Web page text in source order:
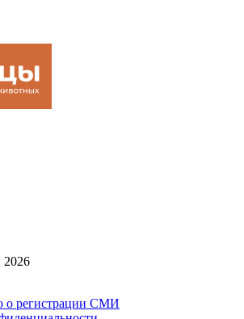
о регистрации СМИ